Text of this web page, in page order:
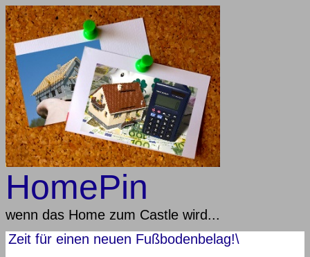
HomePin
wenn das Home zum Castle wird...
Zeit für einen neuen Fußbodenbelag!\